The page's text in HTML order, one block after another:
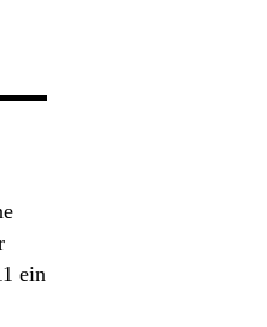
ein